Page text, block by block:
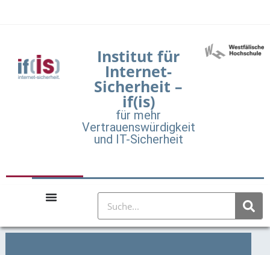
Institut für
Internet-
Sicherheit –
if(is)
für mehr
Vertrauenswürdigkeit
und IT-Sicherheit